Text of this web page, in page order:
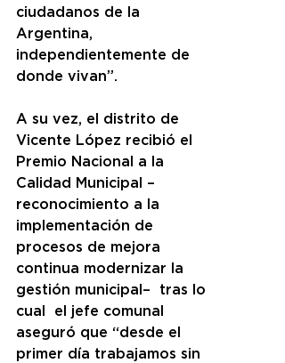
ciudadanos de la
Argentina,
independientemente de
donde vivan”.
A su vez, el distrito de
Vicente López recibió el
Premio Nacional a la
Calidad Municipal –
reconocimiento a la
implementación de
procesos de mejora
continua modernizar la
gestión municipal–  tras lo
cual  el jefe comunal
aseguró que “desde el
primer día trabajamos sin